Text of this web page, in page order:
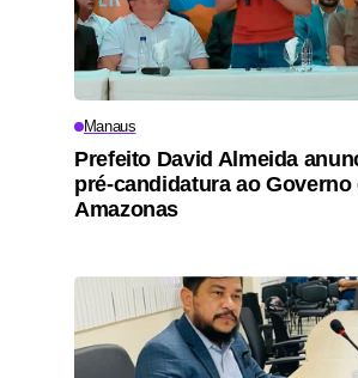
Manaus
Prefeito David Almeida
pré-candidatura ao Governo
Amazonas